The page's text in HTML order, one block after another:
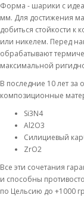
Форма - шарики с
мм. Для достижения
добиться стойкости
или никелем. Перед
обрабатывают
максимальной
В последние 10 лет за
композиционные
Si3N4
Al2O3
Силициевый
ZrO2
Все эти сочетания
и способны
по Цельсию до +1000